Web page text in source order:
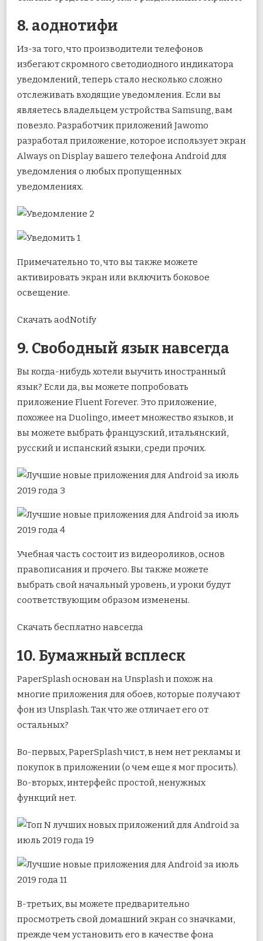
8. аоднотифи
Из-за того, что производители телефонов
избегают скромного светодиодного индикатора
уведомлений, теперь стало несколько сложно
отслеживать входящие уведомления. Если вы
являетесь владельцем устройства Samsung, вам
повезло. Разработчик приложений Jawomo
разработал приложение, которое использует экран
Always on Display вашего телефона Android для
уведомления о любых пропущенных
уведомлениях.
Примечательно то, что вы также можете
активировать экран или включить боковое
освещение.
Скачать aodNotify
9. Свободный язык навсегда
Вы когда-нибудь хотели выучить иностранный
язык? Если да, вы можете попробовать
приложение Fluent Forever. Это приложение,
похожее на Duolingo, имеет множество языков, и
вы можете выбрать французский, итальянский,
русский и испанский языки, среди прочих.
Учебная часть состоит из видеороликов, основ
правописания и прочего. Вы также можете
выбрать свой начальный уровень, и уроки будут
соответствующим образом изменены.
Скачать бесплатно навсегда
10. Бумажный всплеск
PaperSplash основан на Unsplash и похож на
многие приложения для обоев, которые получают
фон из Unsplash. Так что же отличает его от
остальных?
Во-первых, PaperSplash чист, в нем нет рекламы и
покупок в приложении (о чем еще я мог просить).
Во-вторых, интерфейс простой, ненужных
функций нет.
В-третьих, вы можете предварительно
просмотреть свой домашний экран со значками,
прежде чем установить его в качестве фона